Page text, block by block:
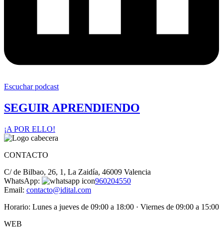
Escuchar podcast
SEGUIR APRENDIENDO
¡A POR ELLO!
CONTACTO
C/ de Bilbao, 26, 1, La Zaidía, 46009 Valencia
WhatsApp:
960204550
Email: contacto@idital.com
Horario: Lunes a jueves de 09:00 a 18:00 · Viernes de 09:00 a 15:00
WEB